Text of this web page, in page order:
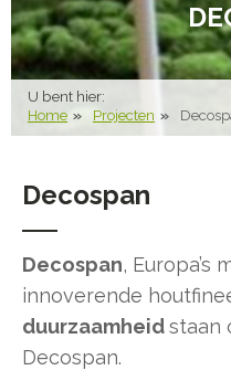
U bent hier:
Home Projecten
Decospan
Decospan, Europa’s
innoverende
duurzaamheidstaan
Decospan.